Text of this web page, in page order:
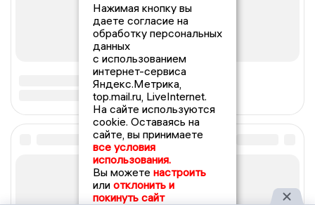
Нажимая кнопку вы
даете согласие на
обработку персональных
данных
с использованием
интернет-сервиса
Яндекс.Метрика,
top.mail.ru, LiveInternet.
На сайте используются
cookie. Оставаясь на
сайте, вы принимаете
все условия
использования.
Вы можете настроить
или отклонить и
покинуть сайт